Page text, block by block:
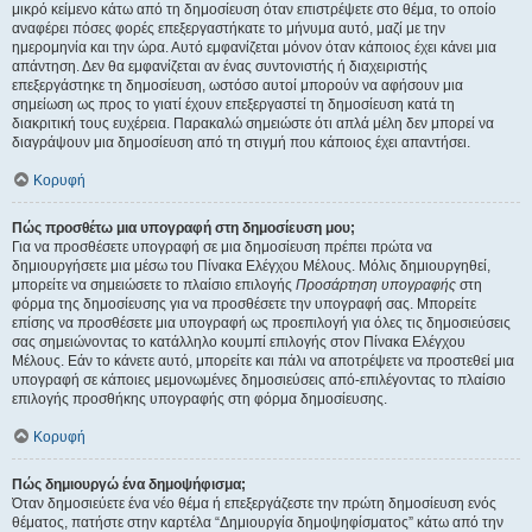
μικρό κείμενο κάτω από τη δημοσίευση όταν επιστρέψετε στο θέμα, το οποίο
αναφέρει πόσες φορές επεξεργαστήκατε το μήνυμα αυτό, μαζί με την
ημερομηνία και την ώρα. Αυτό εμφανίζεται μόνον όταν κάποιος έχει κάνει μια
απάντηση. Δεν θα εμφανίζεται αν ένας συντονιστής ή διαχειριστής
επεξεργάστηκε τη δημοσίευση, ωστόσο αυτοί μπορούν να αφήσουν μια
σημείωση ως προς το γιατί έχουν επεξεργαστεί τη δημοσίευση κατά τη
διακριτική τους ευχέρεια. Παρακαλώ σημειώστε ότι απλά μέλη δεν μπορεί να
διαγράψουν μια δημοσίευση από τη στιγμή που κάποιος έχει απαντήσει.
Κορυφή
Πώς προσθέτω μια υπογραφή στη δημοσίευση μου;
Για να προσθέσετε υπογραφή σε μια δημοσίευση πρέπει πρώτα να
δημιουργήσετε μια μέσω του Πίνακα Ελέγχου Μέλους. Μόλις δημιουργηθεί,
μπορείτε να σημειώσετε το πλαίσιο επιλογής Προσάρτηση υπογραφής στη
φόρμα της δημοσίευσης για να προσθέσετε την υπογραφή σας. Μπορείτε
επίσης να προσθέσετε μια υπογραφή ως προεπιλογή για όλες τις δημοσιεύσεις
σας σημειώνοντας το κατάλληλο κουμπί επιλογής στον Πίνακα Ελέγχου
Μέλους. Εάν το κάνετε αυτό, μπορείτε και πάλι να αποτρέψετε να προστεθεί μια
υπογραφή σε κάποιες μεμονωμένες δημοσιεύσεις από-επιλέγοντας το πλαίσιο
επιλογής προσθήκης υπογραφής στη φόρμα δημοσίευσης.
Κορυφή
Πώς δημιουργώ ένα δημοψήφισμα;
Όταν δημοσιεύετε ένα νέο θέμα ή επεξεργάζεστε την πρώτη δημοσίευση ενός
θέματος, πατήστε στην καρτέλα “Δημιουργία δημοψηφίσματος” κάτω από την